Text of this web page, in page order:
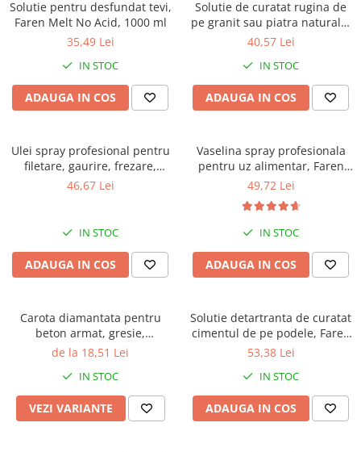
Solutie pentru desfundat tevi,
Faren Melt No Acid, 1000 ml
35,49 Lei
IN STOC
ADAUGA IN COS
Solutie de curatat rugina de
pe granit sau piatra naturala,
Faren No Rust Gel, 250ml
40,57 Lei
IN STOC
ADAUGA IN COS
Ulei spray profesional pentru
filetare, gaurire, frezare,
Faren F71, 400 ml
46,67 Lei
IN STOC
ADAUGA IN COS
Vaselina spray profesionala
pentru uz alimentar, Faren
F78, 400ml
49,72 Lei
IN STOC
ADAUGA IN COS
Carota diamantata pentru
beton armat, gresie,
marmura, granit, Gher
de la 18,51 Lei
IN STOC
VEZI VARIANTE
Solutie detartranta de curatat
cimentul de pe podele, Faren
Decavil T, 1l
53,38 Lei
IN STOC
ADAUGA IN COS